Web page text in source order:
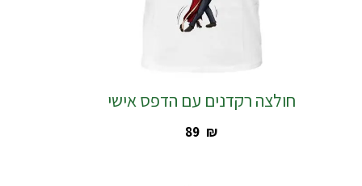
חולצה רקדנים עם הדפס אישי
‎89 ₪